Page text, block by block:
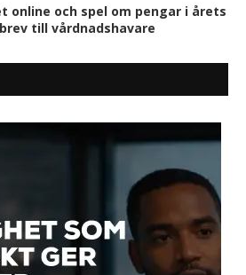
online och spel om pengar i årets
till vårdnadshavare